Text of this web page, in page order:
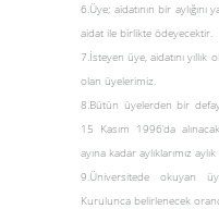
6.Üye; aidatının bir aylığını
aidat ile birlikte ödeyecektir.
7.İsteyen üye, aidatını yıllık
olan üyelerimiz.
8.Bütün üyelerden bir
15 Kasım 1996’da
ayına kadar aylıklarımız
9.Üniversitede okuyan
Kurulunca belirlenecek